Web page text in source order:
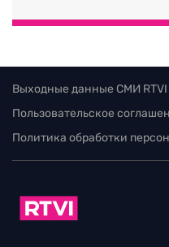
Выходные данные СМИ RTVI
Пользовательское
Политика обработки